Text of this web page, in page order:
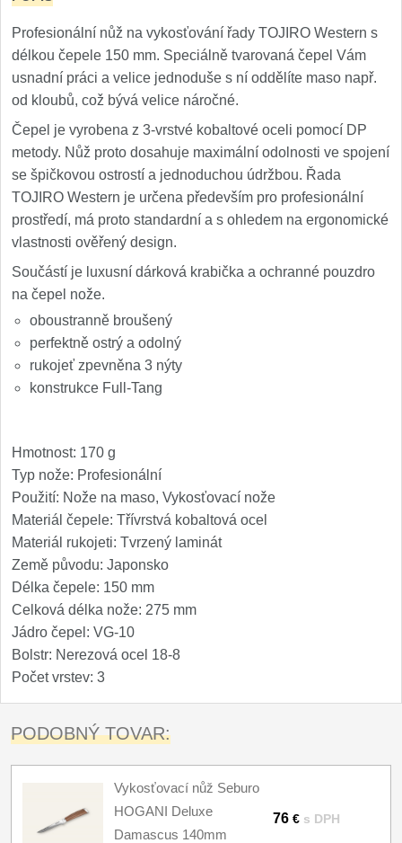
Ostřiče nožů V-Sharp
Brúsky na nože
Doplnky a diely 4
Dopredaj 11
Profesionální nůž na vykosťování řady TOJIRO Western s
délkou čepele 150 mm. Speciálně tvarovaná čepel Vám
usnadní práci a velice jednoduše s ní oddělíte maso např.
od kloubů, což bývá velice náročné.
Čepel je vyrobena z 3-vrstvé kobaltové oceli pomocí DP
metody. Nůž proto dosahuje maximální odolnosti ve spojení
se špičkovou ostrostí a jednoduchou údržbou. Řada
TOJIRO Western je určena především pro profesionální
prostředí, má proto standardní a s ohledem na ergonomické
vlastnosti ověřený design.
Součástí je luxusní dárková krabička a ochranné pouzdro
na čepel nože.
oboustranně broušený
perfektně ostrý a odolný
rukojeť zpevněna 3 nýty
konstrukce Full-Tang
Hmotnost: 170 g
Typ nože: Profesionální
Použití: Nože na maso, Vykosťovací nože
Materiál čepele: Třívrstvá kobaltová ocel
Materiál rukojeti: Tvrzený laminát
Země původu: Japonsko
Délka čepele: 150 mm
Celková délka nože: 275 mm
Jádro čepel: VG-10
Bolstr: Nerezová ocel 18-8
Počet vrstev: 3
PODOBNÝ TOVAR:
Vykosťovací nůž Seburo
HOGANI Deluxe
Damascus 140mm
76 € s DPH